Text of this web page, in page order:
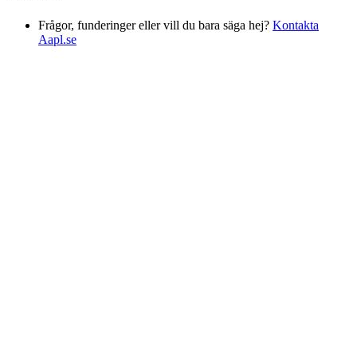
Frågor, funderinger eller vill du bara säga hej? Kontakta
Aapl.se